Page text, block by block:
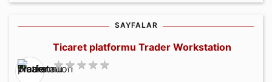
SAYFALAR
Ticaret platformu Trader Workstation